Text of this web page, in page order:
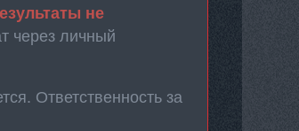
не
через личный
Ответственность за